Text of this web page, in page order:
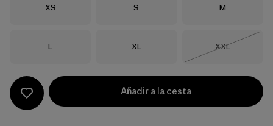
Talla
XS Talla
S Talla
M
Talla
L Talla
XL Talla
XXL
Añadir a la cesta